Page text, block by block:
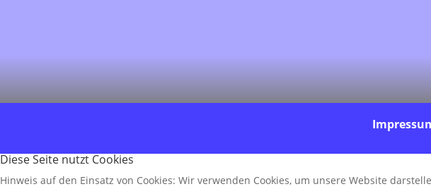
Diese Seite nutzt Cookies
Hinweis auf den Einsatz von Cookies: Wir verwenden Cookies, um unsere Website